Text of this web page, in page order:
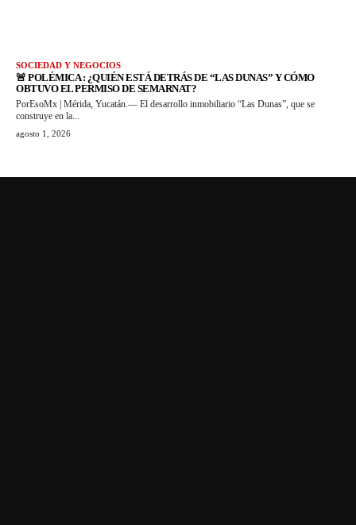
SOCIEDAD Y NEGOCIOS
🚨 POLÉMICA : ¿QUIÉN ESTÁ DETRÁS DE “LAS DUNAS” Y CÓMO
OBTUVO EL PERMISO DE SEMARNAT?
PorEsoMx | Mérida, Yucatán.— El desarrollo inmobiliario “Las Dunas”, que se
construye en la...
agosto 1, 2026